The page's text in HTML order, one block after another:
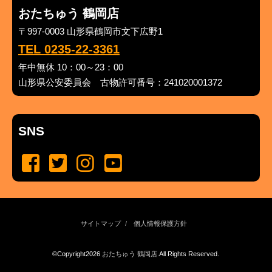
おたちゅう 鶴岡店
〒997-0003 山形県鶴岡市文下広野1
TEL 0235-22-3361
年中無休 10：00～23：00
山形県公安委員会 古物許可番号：241020001372
SNS
サイトマップ 個人情報保護方針
©Copyright2026 おたちゅう 鶴岡店.All Rights Reserved.